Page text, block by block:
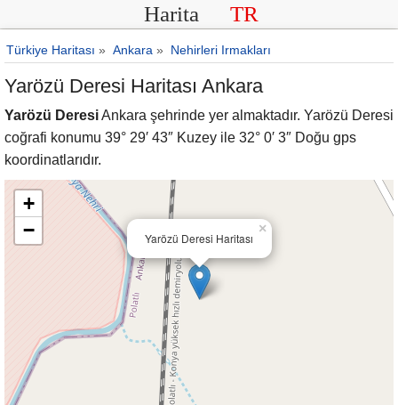
Harita TR
Türkiye Haritası » Ankara » Nehirleri Irmakları
Yarözü Deresi Haritası Ankara
Yarözü DeresiAnkara şehrinde yer almaktadır. Yarözü Deresi
coğrafi konumu 39° 29′ 43″ Kuzey ile 32° 0′ 3″ Doğu gps
koordinatlarıdır.
Yarözü Deresi Haritası
×
+
−